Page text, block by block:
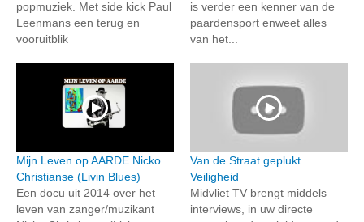
popmuziek. Met side kick Paul
Leenmans een terug en
vooruitblik
is verder een kenner van de
paardensport enweet alles
van het...
Mijn Leven op AARDE Nicko
Christianse (Livin Blues)
Een docu uit 2014 over het
leven van zanger/muzikant
Van de Straat geplukt.
Veiligheid
Midvliet TV brengt middels
interviews, in uw directe